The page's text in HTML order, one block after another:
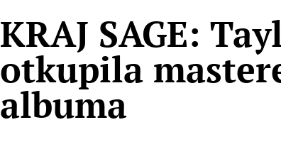
KRAJ SAGE:
otkupila
albuma